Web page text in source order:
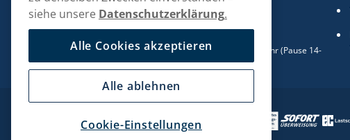
hallo@vapeglobe.de
Mo/Di/Fr: 09-17 Uhr (Pause 12-13) Mi/Do: 10-19 Uhr (Pause 14-
15)
siehe unsere Datenschutzerklärung.
Alle Cookies akzeptieren
Alle ablehnen
Cookie-Einstellungen